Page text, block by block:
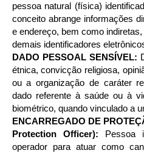
pessoa natural (física)
conceito abrange informações
e endereço, bem como
demais identificadores
DADO PESSOAL SENSÍVEL:
étnica, convicção religiosa,
ou a organização de caráter
dado referente à saúde ou à
biométrico, quando vinculado a
ENCARREGADO DE
Protection Officer): Pessoa
operador para atuar como